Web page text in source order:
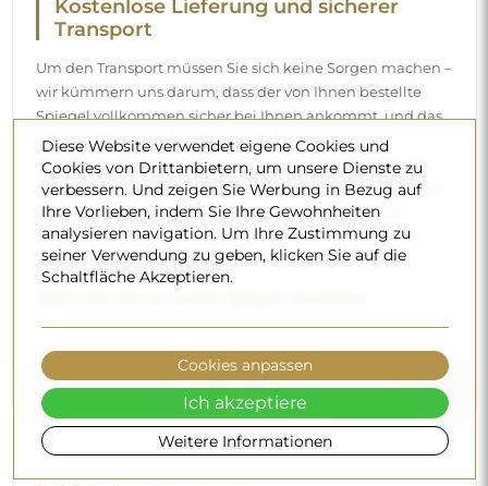
Kostenlose Lieferung und sicherer
Transport
Um den Transport müssen Sie sich keine Sorgen machen –
wir kümmern uns darum, dass der von Ihnen bestellte
Spiegel vollkommen sicher bei Ihnen ankommt, und das
völlig kostenlos. Wir verfügen über einen eigenen
Fuhrpark und geschultes Personal, deshalb können wir
garantieren, dass der Spiegel unversehrt ankommt, ohne
zusätzliche Kosten. Selbst wenn Sie einen Spiegel in
großen Abmessungen bestellen, können Sie mit einer
schnellen Lieferung rechnen.
Diese Website verwendet eigene Cookies und
Cookies von Drittanbietern, um unsere Dienste zu
verbessern. Und zeigen Sie Werbung in Bezug auf
Ihre Vorlieben, indem Sie Ihre Gewohnheiten
analysieren navigation. Um Ihre Zustimmung zu
seiner Verwendung zu geben, klicken Sie auf die
Schaltfläche Akzeptieren.
Weitere Informationen
Cookies anpassen
Ich akzeptiere